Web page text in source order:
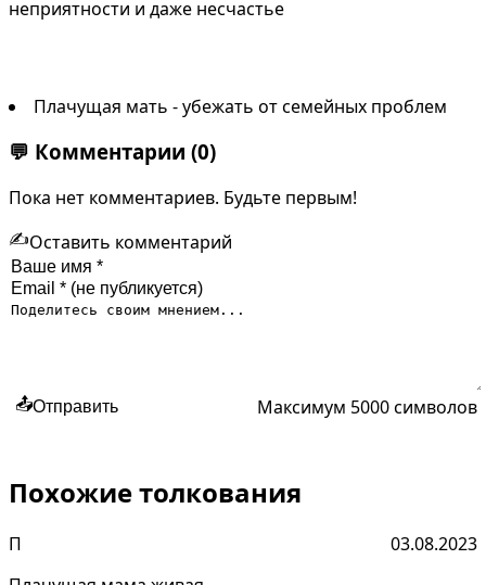
неприятности и даже несчастье
Плачущая мать - убежать от семейных проблем
💬 Комментарии (0)
Пока нет комментариев. Будьте первым!
✍️Оставить комментарий
📤Отправить Максимум 5000 символов
Похожие толкования
П
03.08.2023